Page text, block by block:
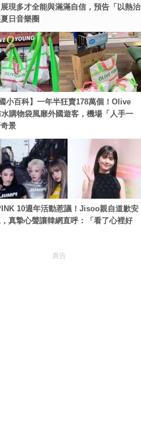
現多才全能與滿滿自信，預告「以熱治
日音樂圈
小百科】一年半狂賣178萬個！Olive
購物袋風靡外國遊客，機場「人手一
景
10週年活動惹議！Jisoo親自道歉安
真摯心聲讓韓網直呼：「看了心裡好
廣告